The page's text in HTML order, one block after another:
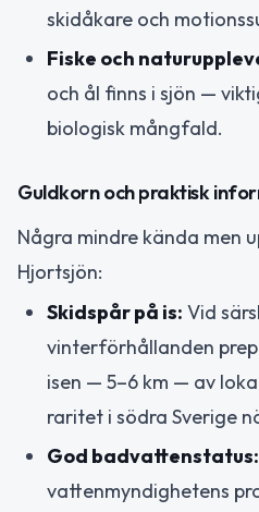
skidåkare och
Fiske och
och ål finns i sjön —
biologisk mångfald.
Guldkorn och praktisk
Några mindre kända men
Hjortsjön:
Skidspår på is: Vid
vinterförhållanden
isen — 5–6 km — av
raritet i södra Sverige
God badvattenstatus:
vattenmyndighetens